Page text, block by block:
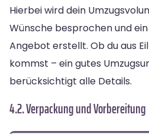
Hierbei wird dein
Wünsche besprochen und
Angebot erstellt. Ob du aus
kommst – ein gutes
berücksichtigt alle Details.
4.2. Verpackung und Vorbereitung